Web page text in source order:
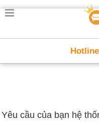
Yêu cầu của bạn hệ